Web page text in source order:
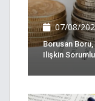
07/08/
Borusan Boru,
Ilişkin